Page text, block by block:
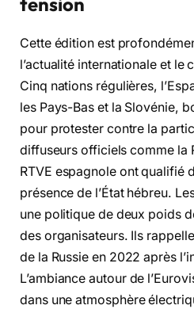
Cette édition est
l’actualité internationale et le
Cinq nations régulières,
les Pays-Bas et la Slovénie,
pour protester contre la
diffuseurs officiels comme la
RTVE espagnole ont qualifié
présence de l’État hébreu.
une politique de deux poids
des organisateurs. Ils
de la Russie en 2022 après
L’ambiance autour de
dans une atmosphère